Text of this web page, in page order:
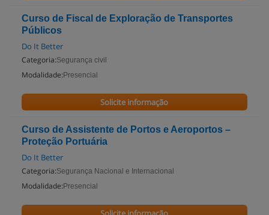
Curso de Fiscal de Exploração de Transportes
Públicos
Do It Better
Categoria:Segurança civil
Modalidade: Presencial
Solicite informação
Curso de Assistente de Portos e Aeroportos –
Proteção Portuária
Do It Better
Categoria:Segurança Nacional e Internacional
Modalidade: Presencial